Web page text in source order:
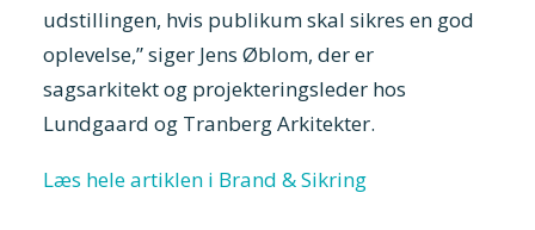
udstillingen, hvis publikum skal sikres en god
oplevelse,” siger Jens Øblom, der er
sagsarkitekt og projekteringsleder hos
Lundgaard og Tranberg Arkitekter.
Læs hele artiklen i Brand & Sikring